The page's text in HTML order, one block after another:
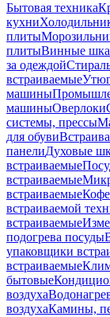
Бытовая техника
кухни
плиты
плитыВинные
за одеждой
встраиваемые
машины
машиныОверлоки
системы, прессы
для обуви
панелиДуховые
встраиваемые
встраиваемые
встраиваемые
встраиваемой
встраиваемые
подогрева посуды
упаковщики
встраиваемые
бытовые
воздуха
воздухаКамины,